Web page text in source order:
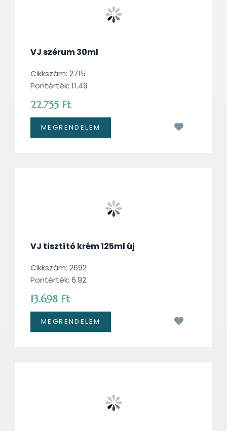
VJ szérum 30ml
Cikkszám: 2715
Pontérték: 11.49
22.755 Ft
VJ tisztító krém 125ml új
Cikkszám: 2692
Pontérték: 6.92
13.698 Ft